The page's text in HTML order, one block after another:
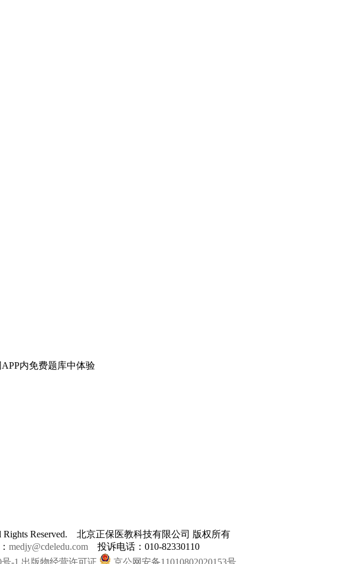
内免费题库中体验
Rights Reserved. 北京正保医教科技有限公司 版权所有
medjy@cdeledu.com 投诉电话：010-82330110
-1 出版物经营许可证 京公网安备11010802020153号